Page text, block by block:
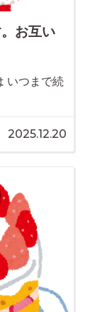
お互い
いつまで続
2025.12.20